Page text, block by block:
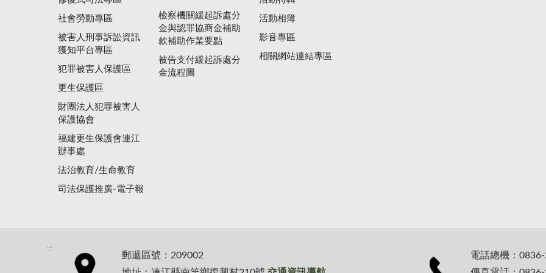
社會勞動專區
被害人刑事訴訟資訊
獲知平台專區
犯罪被害人保護區
更生保護區
財團法人犯罪被害人
保護協會
福建更生保護會連江
辦事處
法治教育/生命教育
司法保護推廣-電子報
檢察機關緩起訴處分
金與認罪協商金補助
款補助作業要點
被告支付緩起訴處分
金流程圖
活動相簿
影音專區
相關網站連結專區
:::
郵遞區號：209002
電話總機：